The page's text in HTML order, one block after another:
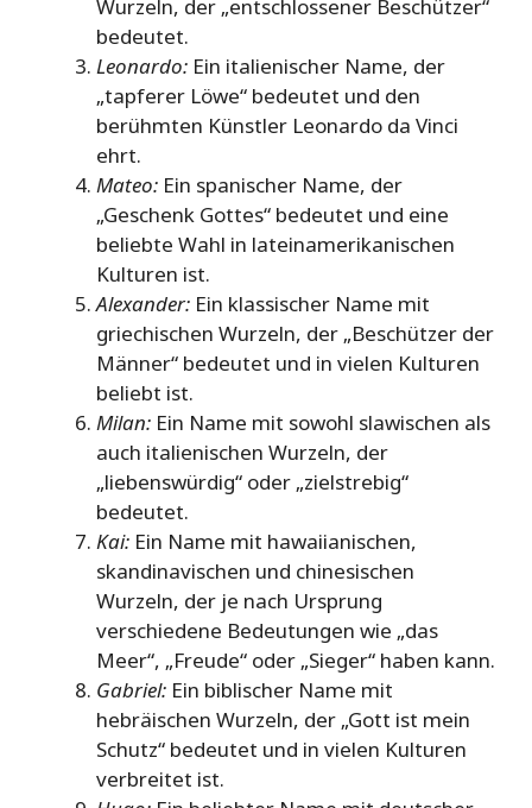
Wurzeln, der „entschlossener Beschützer“
bedeutet.
Leonardo: Ein italienischer Name, der
„tapferer Löwe“ bedeutet und den
berühmten Künstler Leonardo da Vinci
ehrt.
Mateo: Ein spanischer Name, der
„Geschenk Gottes“ bedeutet und eine
beliebte Wahl in lateinamerikanischen
Kulturen ist.
Alexander: Ein klassischer Name mit
griechischen Wurzeln, der „Beschützer der
Männer“ bedeutet und in vielen Kulturen
beliebt ist.
Milan: Ein Name mit sowohl slawischen als
auch italienischen Wurzeln, der
„liebenswürdig“ oder „zielstrebig“
bedeutet.
Kai: Ein Name mit hawaiianischen,
skandinavischen und chinesischen
Wurzeln, der je nach Ursprung
verschiedene Bedeutungen wie „das
Meer“, „Freude“ oder „Sieger“ haben kann.
Gabriel: Ein biblischer Name mit
hebräischen Wurzeln, der „Gott ist mein
Schutz“ bedeutet und in vielen Kulturen
verbreitet ist.